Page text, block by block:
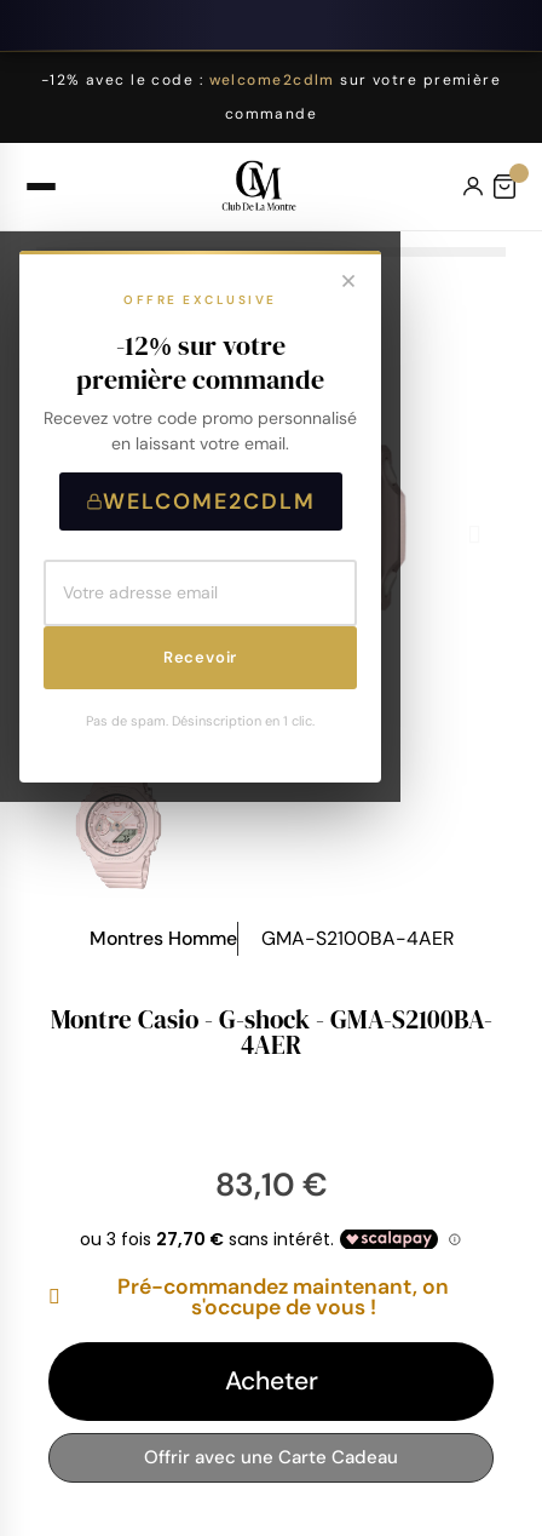
-12% avec le code : welcome2cdlm sur votre première
commande
OFFRE EXCLUSIVE
-12% sur votre
première commande
Recevez votre code promo personnalisé
en laissant votre email.
WELCOME2CDLM
Recevoir
Pas de spam. Désinscription en 1 clic.
Montres Homme GMA-S2100BA-4AER
Montre Casio - G-shock - GMA-S2100BA-
4AER
83,10 €
Pré-commandez maintenant, on
s'occupe de vous !
Acheter
Offrir avec une Carte Cadeau